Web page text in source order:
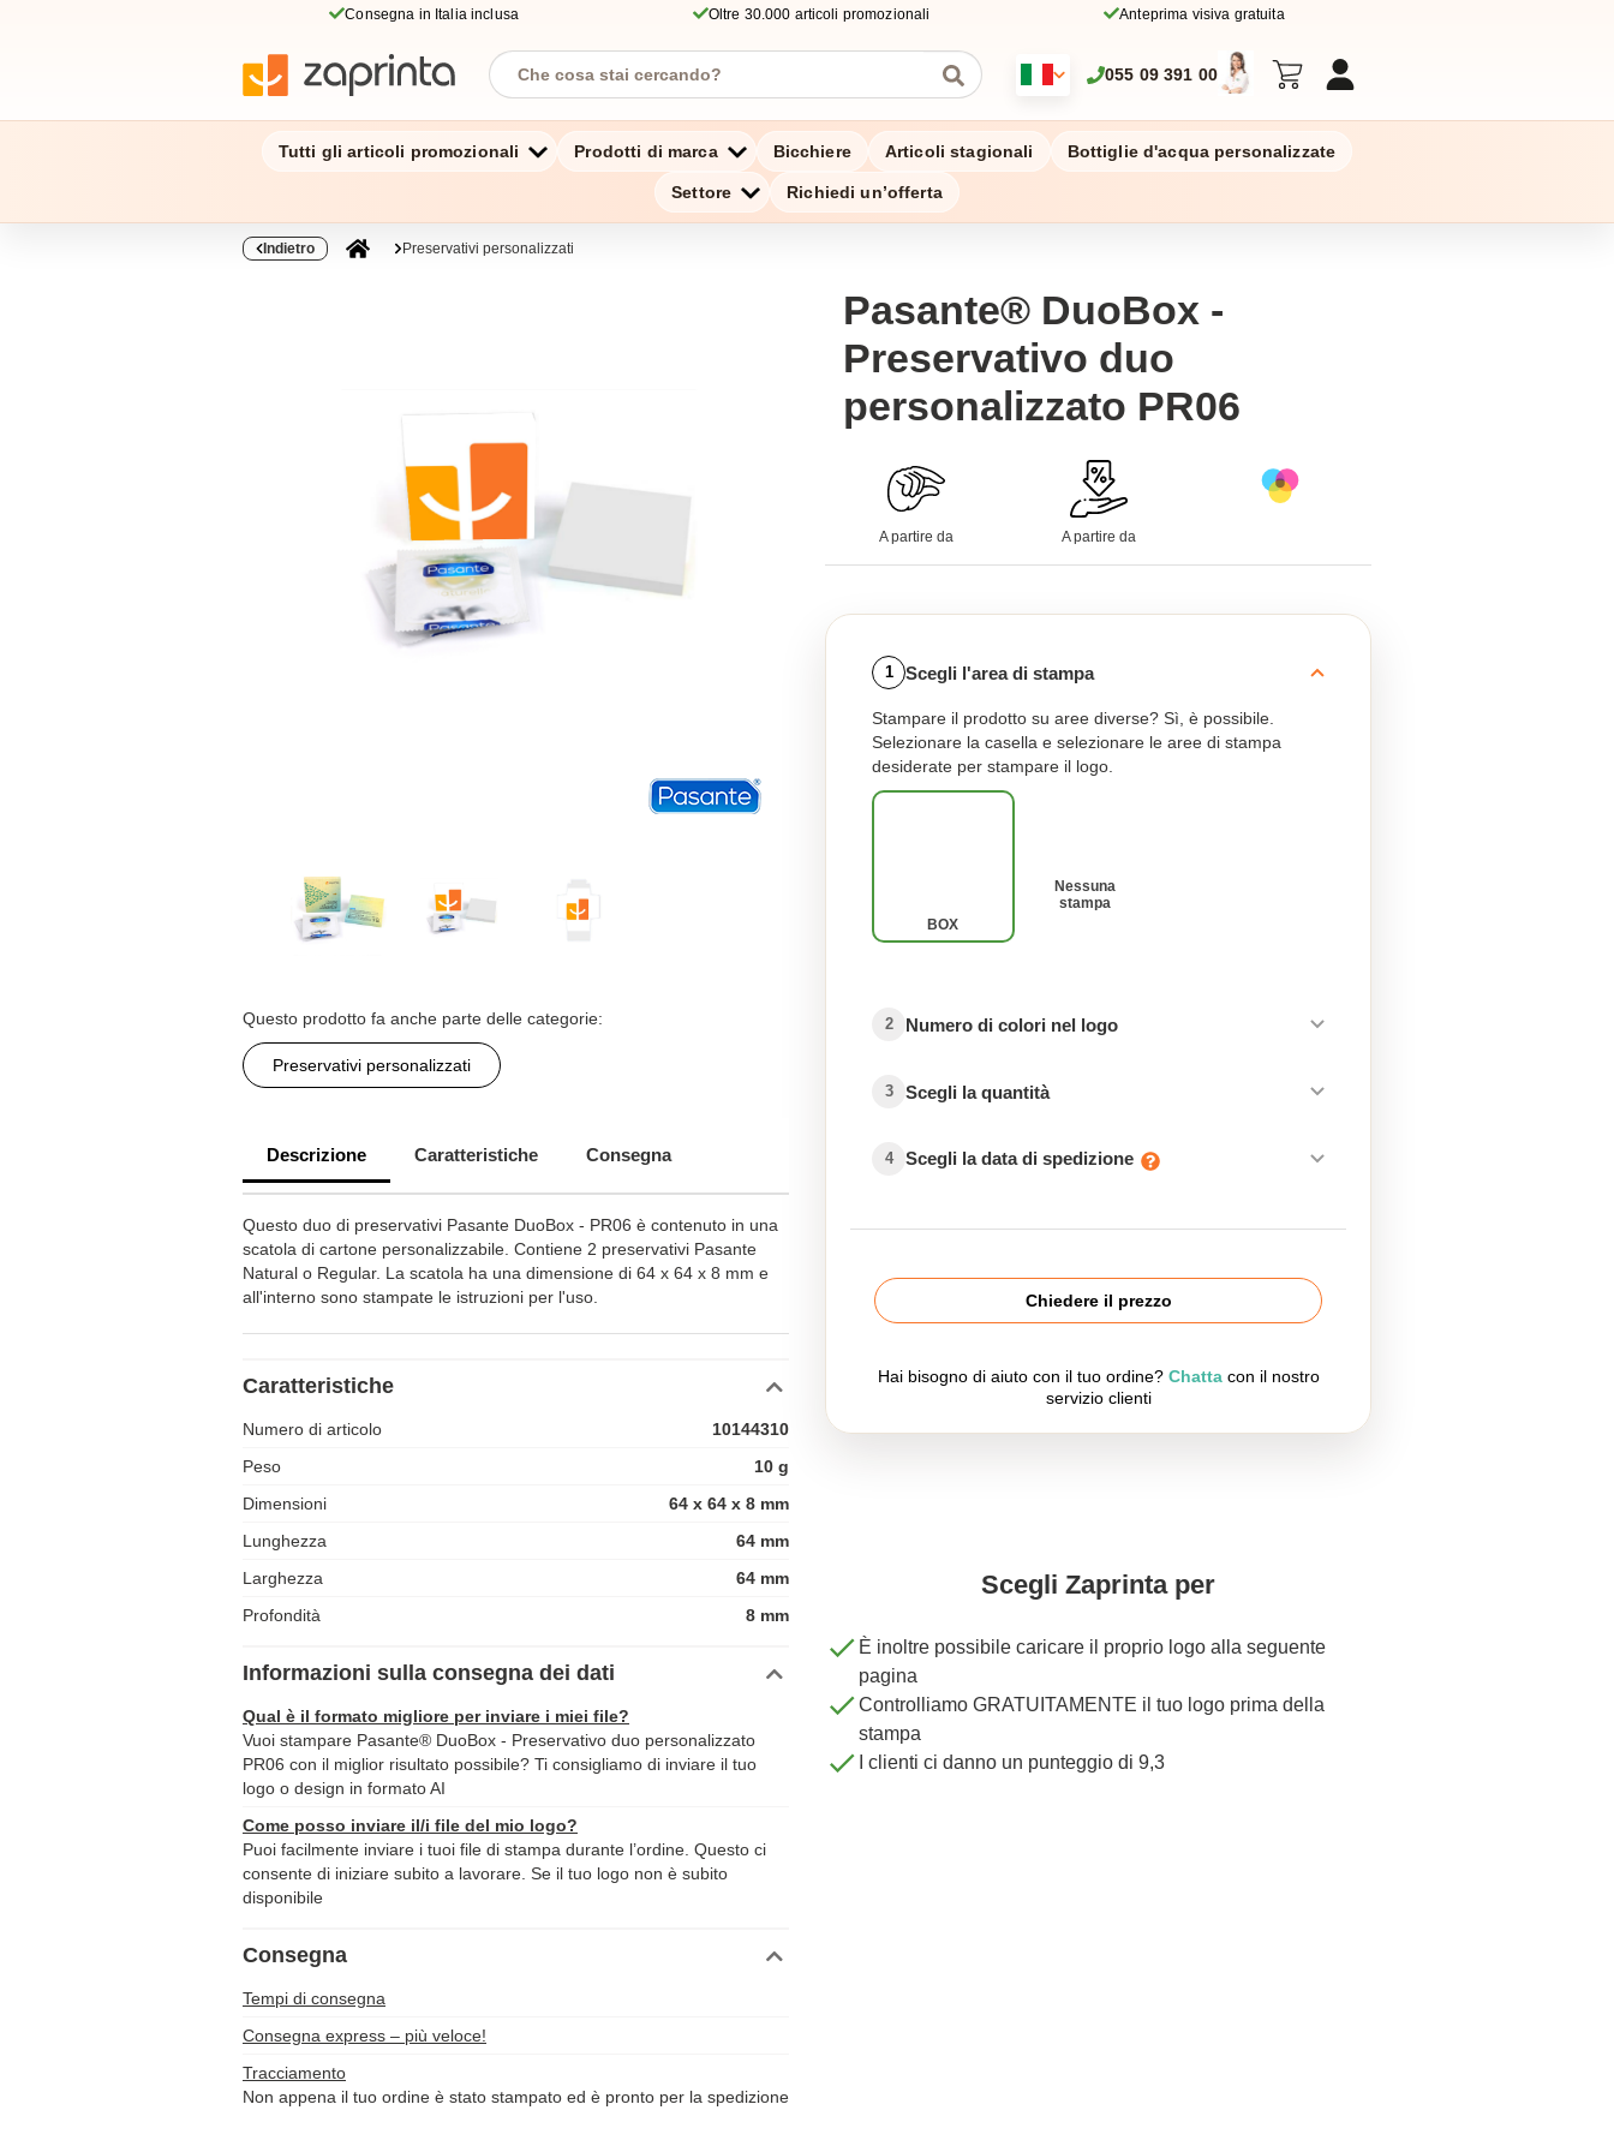
Consegna in Italia inclusa Oltre 30.000 articoli promozionali Anteprima visiva gratuita
055 09 391 00
Tutti gli articoli promozionali Prodotti di marca Bicchiere Articoli stagionali Bottiglie d'acqua personalizzate
Settore Richiedi un’offerta
Indietro Preservativi personalizzati
Questo prodotto fa anche parte delle categorie:
Preservativi personalizzati
Descrizione Caratteristiche Consegna
Questo duo di preservativi Pasante DuoBox - PR06 è contenuto in una
scatola di cartone personalizzabile. Contiene 2 preservativi Pasante
Natural o Regular. La scatola ha una dimensione di 64 x 64 x 8 mm e
all'interno sono stampate le istruzioni per l'uso.
Caratteristiche
Numero di articolo
10144310
Peso
10 g
Dimensioni
64 x 64 x 8 mm
Lunghezza
64 mm
Larghezza
64 mm
Profondità
8 mm
Informazioni sulla consegna dei dati
Qual è il formato migliore per inviare i miei file?
Vuoi stampare Pasante® DuoBox - Preservativo duo personalizzato
PR06 con il miglior risultato possibile? Ti consigliamo di inviare il tuo
logo o design in formato AI
Come posso inviare il/i file del mio logo?
Puoi facilmente inviare i tuoi file di stampa durante l’ordine. Questo ci
consente di iniziare subito a lavorare. Se il tuo logo non è subito
disponibile
Consegna
Tempi di consegna
Consegna express – più veloce!
Tracciamento
Non appena il tuo ordine è stato stampato ed è pronto per la spedizione
Pasante® DuoBox -
Preservativo duo
personalizzato PR06
A partire da A partire da
1 Scegli l'area di stampa
Stampare il prodotto su aree diverse? Sì, è possibile.
Selezionare la casella e selezionare le aree di stampa
desiderate per stampare il logo.
BOX
Nessuna
stampa
2 Numero di colori nel logo
3 Scegli la quantità
4 Scegli la data di spedizione
Chiedere il prezzo
Hai bisogno di aiuto con il tuo ordine? Chattacon il nostro
servizio clienti
Scegli Zaprinta per
È inoltre possibile caricare il proprio logo alla seguente
pagina
Controlliamo GRATUITAMENTE il tuo logo prima della
stampa
I clienti ci danno un punteggio di 9,3